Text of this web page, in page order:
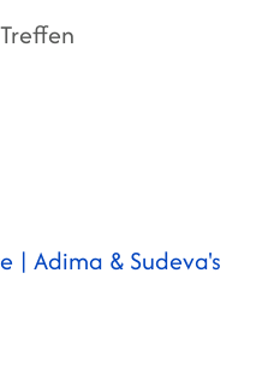
| Adima & Sudeva's